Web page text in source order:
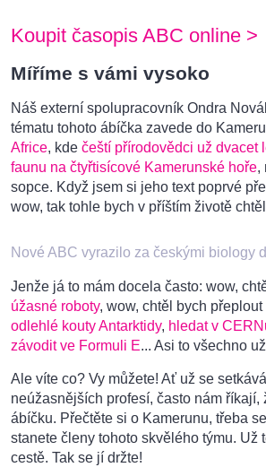
Koupit časopis ABC online >
Míříme s vámi vysoko
Náš externí spolupracovník Ondra
tématu tohoto ábíčka zavede do
Africe, kde čeští přírodovědci už dvacet
faunu na čtyřtisícové Kamerunské hoře,
sopce. Když jsem si jeho text poprvé
wow, tak tohle bych v příštím životě
Nové ABC vyrazilo za českými biology
Jenže já to mám docela často: wow,
úžasné roboty, wow, chtěl bych přeplout
odlehlé kouty Antarktidy, hledat v
závodit ve Formuli E... Asi to všechno
Ale víte co? Vy můžete! Ať už se
neúžasnějších profesí, často nám říkají,
ábíčku. Přečtěte si o Kamerunu, třeba
stanete členy tohoto skvělého týmu. Už
cestě. Tak se jí držte!